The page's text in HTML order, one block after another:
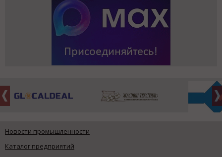
Новости промышленности
Каталог предприятий